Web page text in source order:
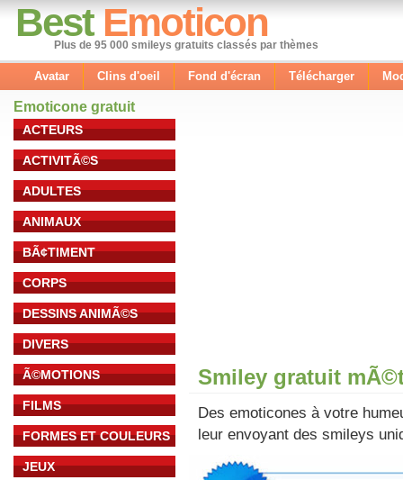
Best Emoticon
Plus de 95 000 smileys gratuits classés par thèmes
Avatar Clins d'oeil Fond d'écran Télécharger
Emoticone gratuit
ACTEURS
ACTIVITÃ©S
ADULTES
ANIMAUX
BÃ¢TIMENT
CORPS
DESSINS ANIMÃ©S
DIVERS
Ã©MOTIONS
FILMS
FORMES ET COULEURS
JEUX
Smiley gratuit
Des emoticones à votre
leur envoyant des smileys